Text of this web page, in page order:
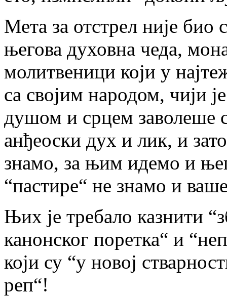
Мета за отстрел није био
његова духовна чеда,
молитвеници који у
са својим народом, чији
душом и срцем заволеше
анђеоски дух и лик, и
знамо, за њим идемо и
“пастире“ не знамо и
Њих је требало казнити
канонског поретка“ и
који су “у новој
реп“!